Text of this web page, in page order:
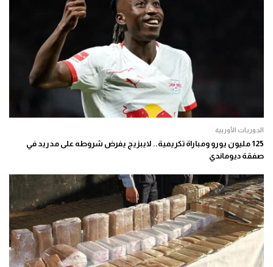
الدوريات الأوربية
125 مليون يورو ومباراة تكريمية.. لايبزيج يفرض شروطه على مدريد في
صفقة ديوماندي